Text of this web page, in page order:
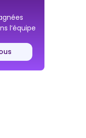
l’équipe